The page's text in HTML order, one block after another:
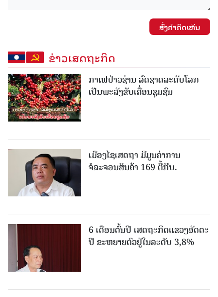
ສົ່ງຄໍາຄິດເຫັນ
ຂ່າວເສດຖະກິດ
ກາເຟປ່າວຊ່ານ ລົດຊາດລະດັບໂລກ
ເປັນພະລັງຂັບເຄື່ອນຊຸມຊົນ
ເມືອງໄຊເສດຖາ ມີມູນຄ່າການ
ຈໍລະຈອນສິນຄ້າ 169 ຕື້ກີບ.
6 ເດືອນຕົ້ນປີ ເສດຖະກິດແຂວງອັດຕະ
ປື ຂະຫຍາຍຕົວຢູ່ໃນລະດັບ 3,8%